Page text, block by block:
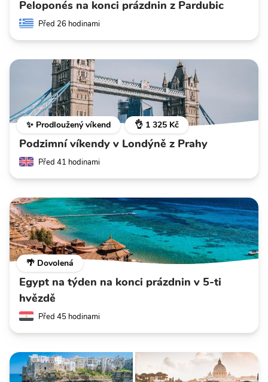
Peloponés na konci prázdnin z Pardubic
Před 26 hodinami
✨ Prodloužený víkend 👌 1 325 Kč
Podzimní víkendy v Londýně z Prahy
Před 41 hodinami
🌴 Dovolená
Egypt na týden na konci prázdnin v 5-ti
hvězdě
Před 45 hodinami